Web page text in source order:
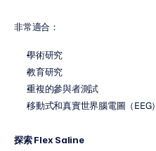
非常適合：
學術研究
教育研究
重複的參與者測試
移動式和真實世界腦電圖（EEG
探索 Flex Saline